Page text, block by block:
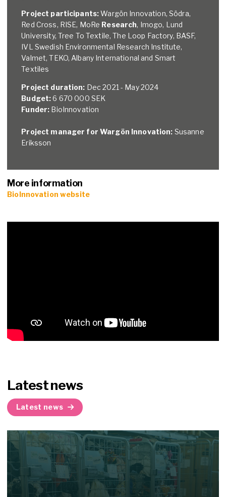
Project participants:Wargön Innovation, Södra,
Red Cross, RISE, MoRe Research, Imogo, Lund
University, Tree To Textile, The Loop Factory, BASF,
IVL Swedish Environmental Research Institute,
Valmet, TEKO, Albany International and Smart
Textiles
Project duration: Dec 2021 - May 2024
Budget:6 670 000 SEK
Funder: BioInnovation
Project manager for Wargön Innovation: Susanne
Eriksson
More information
BioInnovation website
Latest news
Latest news